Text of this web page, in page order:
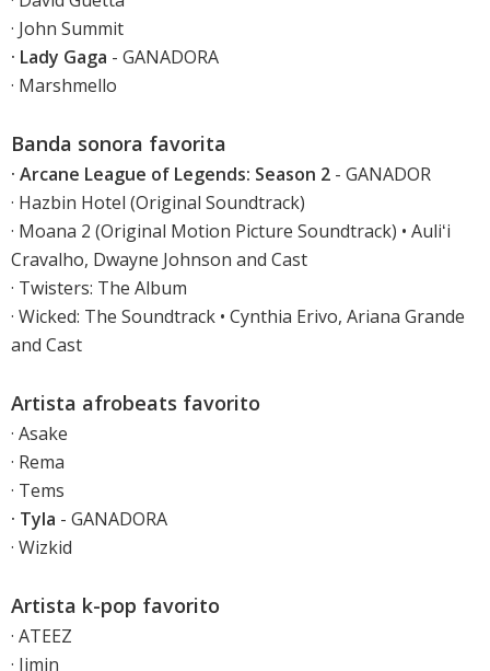
· John Summit
· Lady Gaga - GANADORA
· Marshmello
Banda sonora favorita
· Arcane League of Legends: Season 2 - GANADOR
· Hazbin Hotel (Original Soundtrack)
· Moana 2 (Original Motion Picture Soundtrack) • Auliʻi
Cravalho, Dwayne Johnson and Cast
· Twisters: The Album
· Wicked: The Soundtrack • Cynthia Erivo, Ariana Grande
and Cast
Artista afrobeats favorito
· Asake
· Rema
· Tems
· Tyla - GANADORA
· Wizkid
Artista k-pop favorito
· ATEEZ
· Jimin